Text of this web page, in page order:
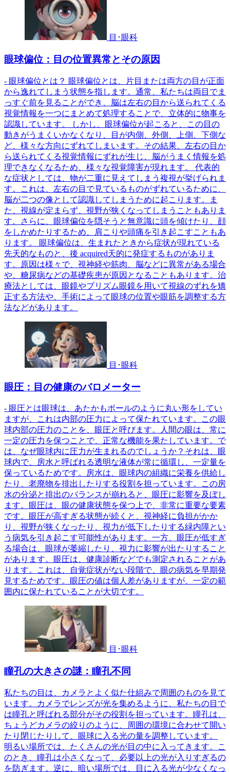
目･眼科
眼球偏位：目の位置異常とその原因
- 眼球偏位とは？ 眼球偏位とは、片目または両方の目が正面
から逸れてしまう状態を指します。通常、私たちは両目でま
っすぐ前を見ることができ、脳は左右の目から送られてくる
視覚情報を一つにまとめて処理することで、立体的に物事を
認識しています。 しかし、眼球偏位が起こると、この目の
動きがうまくいかなくなり、目が内側、外側、上側、下側な
ど、様々な方向にずれてしまいます。その結果、左右の目か
ら送られてくる視覚情報にずれが生じ、脳がうまく情報を処
理できなくなるため、様々な視覚障害が現れます。 代表的
な症状としては、物が二重に見えてしまう複視が挙げられま
す。これは、左右の目で見ているものがずれているために、
脳が二つの像として認識してしまうために起こります。ま
た、視線が定まらず、視野が狭くなってしまうこともありま
す。さらに、眼球偏位を隠そうと無意識に頭を傾けたり、顔
をしかめたりするため、肩こりや頭痛を引き起こすこともあ
ります。 眼球偏位は、生まれたときから症状が現れている
先天的なものと、後 acquired天的に発症するものがありま
す。原因は様々で、視神経や筋肉、脳などに異常がある場合
や、糖尿病などの基礎疾患が原因となることもあります。治
療法としては、眼鏡やプリズム眼鏡を用いて視線のずれを矯
正する方法や、手術によって眼球の位置や眼筋を調整する方
法などがあります。
目･眼科
眼圧：目の健康のバロメーター
- 眼圧とは眼球は、あたかもボールのように丸い形をしてい
ますが、これは内部の圧力によって保たれています。この眼
球内部の圧力のことを、眼圧と呼びます。人間の眼は、常に
一定の圧力を保つことで、正常な機能を果たしています。で
は、なぜ眼球内に圧力が生まれるのでしょうか？それは、眼
球内で、房水と呼ばれる透明な液体が常に循環し、一定量を
保っているためです。房水は、眼球内の組織に栄養を供給し
たり、老廃物を排出したりする役割を担っています。この房
水の分泌と排出のバランスが崩れると、眼圧に影響を及ぼし
ます。眼圧は、眼の健康状態を保つ上で、非常に重要な要素
です。眼圧が高すぎる状態が続くと、視神経に負担がかか
り、視野が狭くなったり、視力が低下したりする緑内障とい
う病気を引き起こす可能性があります。一方、眼圧が低すぎ
る場合は、眼球が萎縮したり、視力に影響が出たりすること
があります。眼圧は、健康診断などでも測定されることがあ
ります。これは、自覚症状がない段階で、眼の病気を早期発
見するためです。眼圧の値は個人差がありますが、一定の範
囲内に保たれていることが大切です。
目･眼科
瞳孔の大きさの謎：瞳孔不同
私たちの目は、カメラとよく似た仕組みで周囲のものを見て
います。カメラでレンズが光を集めるように、私たちの目で
は瞳孔と呼ばれる部分がその役割を担っています。瞳孔は、
ちょうどカメラの絞りのように、周囲の環境に合わせて開い
たり閉じたりして、眼球に入る光の量を調整しています。
明るい場所では、たくさんの光が目の中に入ってきます。こ
のとき、瞳孔は小さくなって、必要以上の光が入りすぎるの
を防ぎます。逆に、暗い場所では、目に入る光が少なくなっ